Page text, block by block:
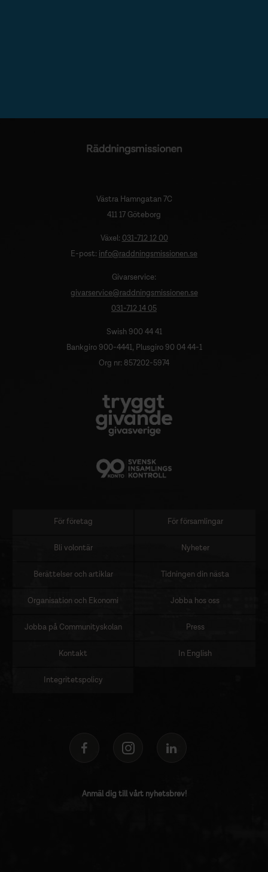
Västra Hamngatan 7C
411 17 Göteborg
Växel: 031-712 12 00
E-post: info@raddningsmissionen.se
Givarservice:
givarservice@raddningsmissionen.se
031-712 14 05
Swish 900 44 41
Bankgiro 900-4441, Plusgiro 90 04 44-1
Org nr: 857202-5974
Sidomeny
För företag För församlingar
Bli volontär Nyheter
Berättelser och artiklar Tidningen din nästa
Organisation och Ekonomi Jobba hos oss
Jobba på Communityskolan Press
Kontakt In English
Integritetspolicy
Anmäl dig till vårt nyhetsbrev!